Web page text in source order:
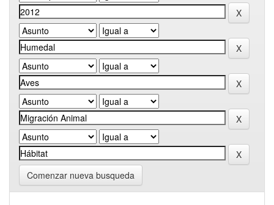
Comenzar nueva busqueda